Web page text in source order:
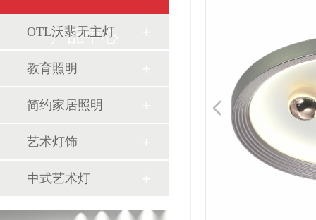
产品中心
OTL沃翡无主灯
教育照明
简约家居照明
艺术灯饰
中式艺术灯